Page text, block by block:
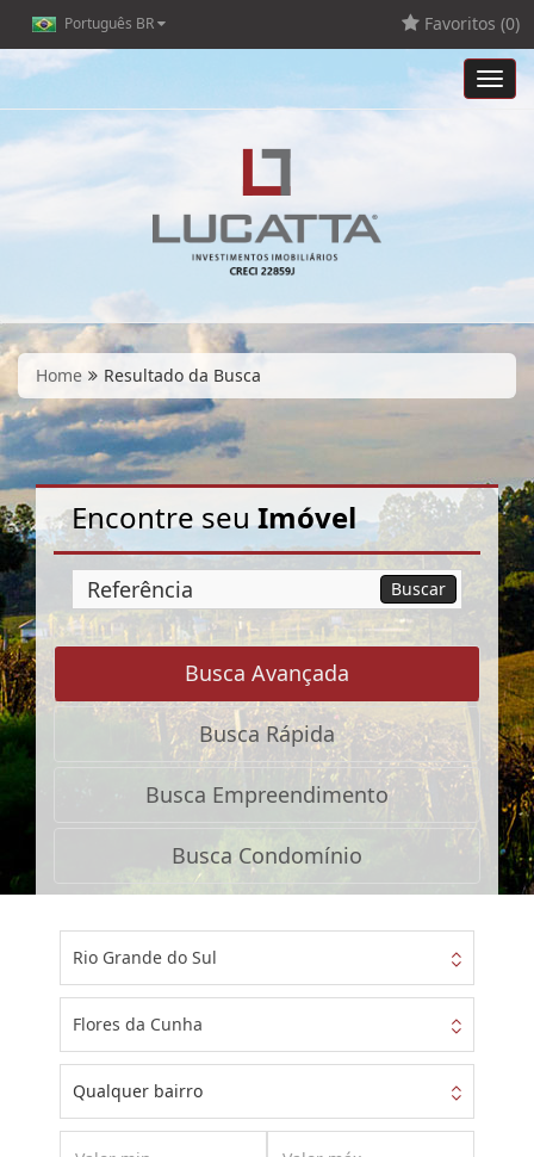
Português BR Favoritos (0)
Home Resultado da Busca
Encontre seuImóvel
Busca
por
Referência
Buscar
Busca Avançada
Busca Rápida
Busca Empreendimento
Busca Condomínio
Rio Grande do Sul
Flores da Cunha
Qualquer bairro